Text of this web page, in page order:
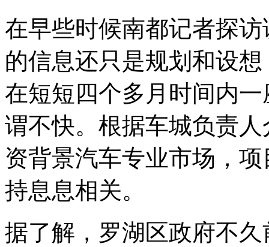
在早些时候南都记者探
的信息还只是规划和设
在短短四个多月时间内
谓不快。根据车城负责
资背景汽车专业市场，
持息息相关。
据了解，罗湖区政府不